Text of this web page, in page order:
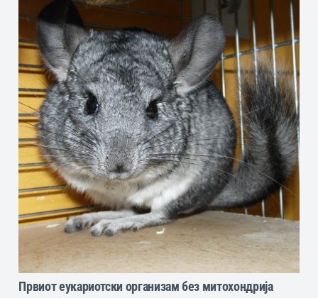
Првиот еукариотски организам без митохондрија